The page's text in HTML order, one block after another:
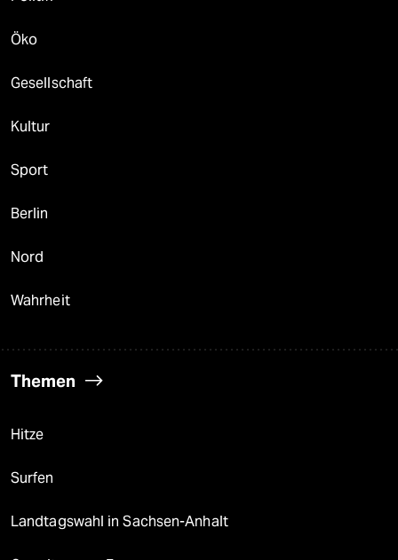
Öko
Gesellschaft
Kultur
Sport
Berlin
Nord
Wahrheit
Themen
Hitze
Surfen
Landtagswahl in Sachsen-Anhalt